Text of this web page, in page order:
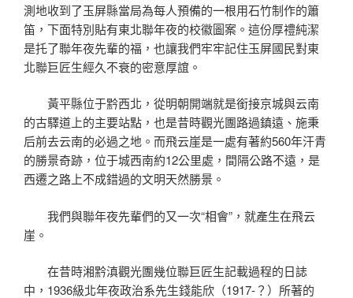
測地收到了玉屏縣當局為每人預備的一根用石竹制作的簫
笛，下面特別貼有東北聯年夜的校徽圖案。這份厚禮純潔
是托了聯年夜先輩的福，也讓我們牢牢記住玉屏國民對東
北聯巨匠生經久不衰的密意厚誼。
黃平縣位于黔西北，從明朝開端就是銜接京城與云南
的古驛道上的主要站點，也是昔時觀光團路過鎮遠、施秉
后前去云南的必過之地。而飛云崖是一處有著約560年汗青
的勝景奇跡，位于城西南約12公里處，間隔公路不遠，是
西遷之路上不成錯過的文明天然勝景。
我們與聯年夜先輩們的又一次“相會”，就產生在飛云
崖。
在昔時湘黔滇觀光團幾位聯巨匠生記載過程的日誌
中，1936級北年夜政治系先生錢能欣（1917-？）所著的